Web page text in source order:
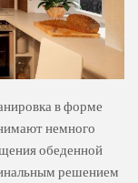
в форме
немного
обеденной
решением